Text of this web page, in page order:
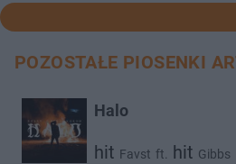
POZOSTAŁE PIOSENKI
Halo
hit Favst ft. hit Gibbs